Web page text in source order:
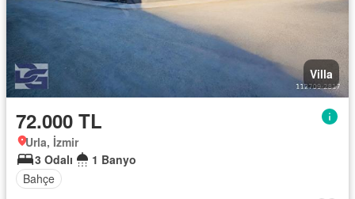
Villa
72.000 TL
Urla, İzmir
3 Odalı
1 Banyo
Bahçe